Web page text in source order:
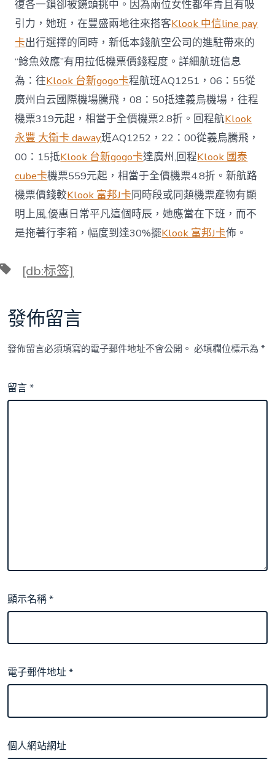
復各一鎖卻被鏡頭挑中。因為兩位女性都年青且有吸
引力，她班，在豐盛兩地往來搭客Klook 中信line pay
卡出行選擇的同時，新低本錢航空公司的進駐帶來的
“鯰魚效應”有用拉低機票價錢程度。詳細航班信息
為：往Klook 台新gogo卡程航班AQ1251，06：55從
廣州白云國際機場騰飛，08：50抵達義烏機場，往程
機票319元起，相當于全價機票2.8折。回程航Klook
永豐 大衛卡 daway班AQ1252，22：00從義烏騰飛，
00：15抵Klook 台新gogo卡達廣州,回程Klook 國泰
cube卡機票559元起，相當于全價機票4.8折。新航路
機票價錢較Klook 富邦J卡同時段或同類機票產物有顯
明上風,優惠日常平凡這個時辰，她應當在下班，而不
是拖著行李箱，幅度到達30%擺Klook 富邦J卡佈。
標 [db:标签]
發佈留言
發佈留言必須填寫的電子郵件地址不會公開。 必填欄位標示為*
留言*
顯示名稱*
電子郵件地址*
個人網站網址